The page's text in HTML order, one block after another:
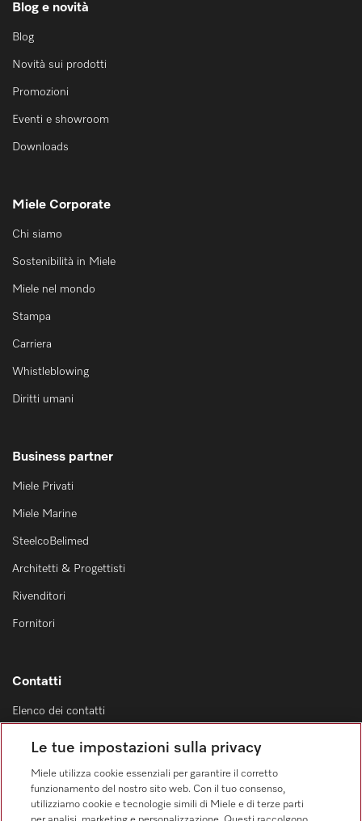
Blog e novità
Blog
Novità sui prodotti
Promozioni
Eventi e showroom
Downloads
Miele Corporate
Chi siamo
Sostenibilità in Miele
Miele nel mondo
Stampa
Carriera
Whistleblowing
Diritti umani
Business partner
Miele Privati
Miele Marine
SteelcoBelimed
Architetti & Progettisti
Rivenditori
Fornitori
Contatti
Elenco dei contatti
0471 666 319
0471 666 319
Le tue impostazioni sulla privacy
Miele utilizza cookie essenziali per garantire il corretto
funzionamento del nostro sito web. Con il tuo consenso,
utilizziamo cookie e tecnologie simili di Miele e di terze parti